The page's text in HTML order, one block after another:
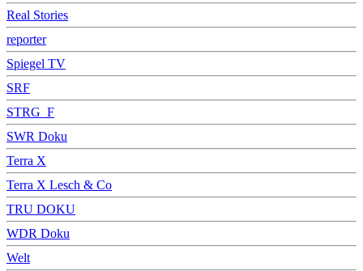
Real Stories
reporter
Spiegel TV
SRF
STRG_F
SWR Doku
Terra X
Terra X Lesch & Co
TRU DOKU
WDR Doku
Welt